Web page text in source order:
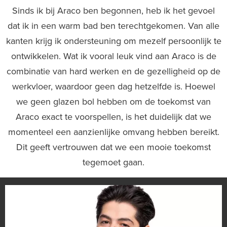
Sinds ik bij Araco ben begonnen, heb ik het gevoel
dat ik in een warm bad ben terechtgekomen. Van alle
kanten krijg ik ondersteuning om mezelf persoonlijk te
ontwikkelen. Wat ik vooral leuk vind aan Araco is de
combinatie van hard werken en de gezelligheid op de
werkvloer, waardoor geen dag hetzelfde is. Hoewel
we geen glazen bol hebben om de toekomst van
Araco exact te voorspellen, is het duidelijk dat we
momenteel een aanzienlijke omvang hebben bereikt.
Dit geeft vertrouwen dat we een mooie toekomst
tegemoet gaan.